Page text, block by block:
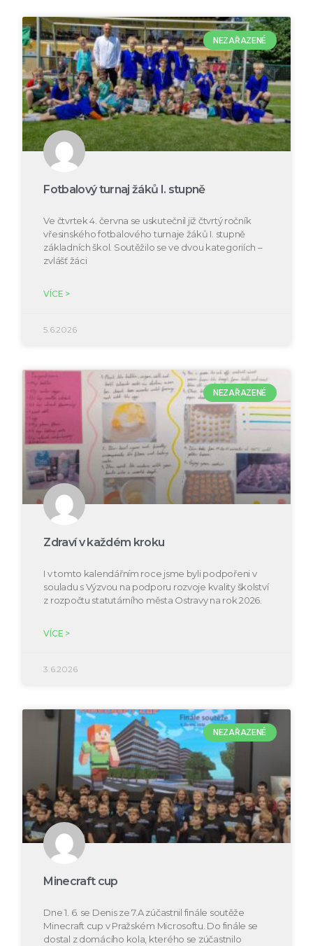
NEZAŘAZENÉ
Fotbalový turnaj žáků I. stupně
Ve čtvrtek 4. června se uskutečnil již čtvrtý ročník
vřesinského fotbalového turnaje žáků I. stupně
základních škol. Soutěžilo se ve dvou kategoriích –
zvlášť žáci
VÍCE >
5.6.2026
NEZAŘAZENÉ
Zdraví v každém kroku
I v tomto kalendářním roce jsme byli podpořeni v
souladu s Výzvou na podporu rozvoje kvality školství
z rozpočtu statutárního města Ostravy na rok 2026.
VÍCE >
3.6.2026
NEZAŘAZENÉ
Minecraft cup
Dne 1. 6. se Denis ze 7.A zúčastnil finále soutěže
Minecraft cup v Pražském Microsoftu. Do finále se
dostal z domácího kola, kterého se zúčastnilo